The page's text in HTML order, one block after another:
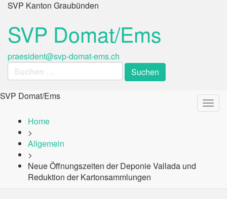
SVP Kanton Graubünden
SVP Domat/Ems
praesident@svp-domat-ems.ch
Suche
nach:
Primary
Menu
Skip
content
SVP Domat/Ems
Home
>
Allgemein
>
Neue Öffnungszeiten der Deponie Vallada und
Reduktion der Kartonsammlungen